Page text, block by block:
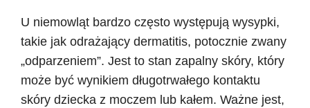
U niemowląt bardzo często występują wysypki,
takie jak odrażający dermatitis, potocznie zwany
„odparzeniem”. Jest to stan zapalny skóry, który
może być wynikiem długotrwałego kontaktu
skóry dziecka z moczem lub kałem. Ważne jest,